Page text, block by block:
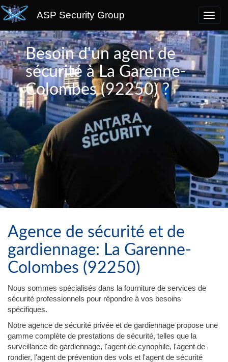
ASP Security Group
Besoin d'un agent de
sécurité à La Garenne-
Colombes (92250) ?
Agence de sécurité et de
gardiennage: La Garenne-
Colombes (92250)
Nous sommes spécialisés dans la fourniture de services de
sécurité professionnels pour répondre à vos besoins
spécifiques.
Notre agence de sécurité privée et de gardiennage propose une
gamme complète de prestations de sécurité, telles que la
surveillance de gardiennage, l'agent de cynophile, l'agent de
rondier, l'agent de prévention des vols et l'agent de sécurité